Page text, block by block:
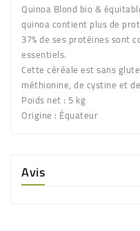
Quinoa Blond bio &
quinoa contient plus de
37% de ses protéines sont
essentiels.
Cette céréale est sans
méthionine, de cystine et
Poids net : 5 kg
Origine : Équateur
Avis